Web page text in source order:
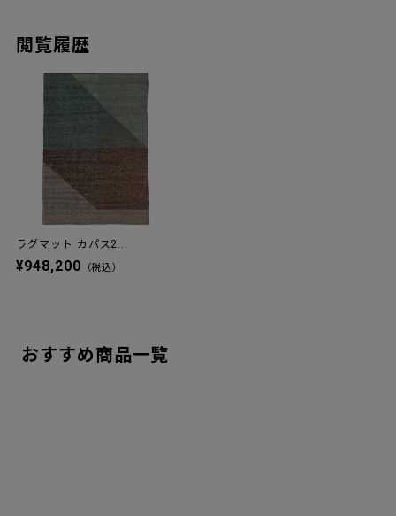
閲覧履歴
ラグマット カパス2...
¥948,200 （税込）
おすすめ商品一覧